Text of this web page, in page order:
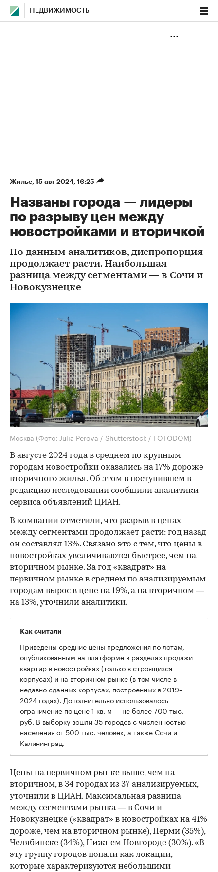
НЕДВИЖИМОСТЬ
Жилье⁠, 15 авг 2024, 16:25
Названы города — лидеры
по разрыву цен между
новостройками и вторичкой
По данным аналитиков, диспропорция
продолжает расти. Наибольшая
разница между сегментами — в Сочи и
Новокузнецке
Москва (Фото: Julia Perova / Shutterstock / FOTODOM)
В августе 2024 года в среднем по крупным
городам новостройки оказались на 17% дороже
вторичного жилья. Об этом в поступившем в
редакцию исследовании сообщили аналитики
сервиса объявлений ЦИАН.
В компании отметили, что разрыв в ценах
между сегментами продолжает расти: год назад
он составлял 13%. Связано это с тем, что цены в
новостройках увеличиваются быстрее, чем на
вторичном рынке. За год «квадрат» на
первичном рынке в среднем по анализируемым
городам вырос в цене на 19%, а на вторичном —
на 13%, уточнили аналитики.
Как считали
Приведены средние цены предложения по лотам,
опубликованным на платформе в разделах продажи
квартир в новостройках (только в строящихся
корпусах) и на вторичном рынке (в том числе в
недавно сданных корпусах, построенных в 2019–
2024 годах). Дополнительно использовалось
ограничение по цене 1 кв. м — не более 700 тыс.
руб. В выборку вошли 35 городов с численностью
населения от 500 тыс. человек, а также Сочи и
Калининград.
Цены на первичном рынке выше, чем на
вторичном, в 34 городах из 37 анализируемых,
уточнили в ЦИАН. Максимальная разница
между сегментами рынка — в Сочи и
Новокузнецке («квадрат» в новостройках на 41%
дороже, чем на вторичном рынке), Перми (35%),
Челябинске (34%), Нижнем Новгороде (30%). «В
эту группу городов попали как локации,
которые характеризуются небольшими